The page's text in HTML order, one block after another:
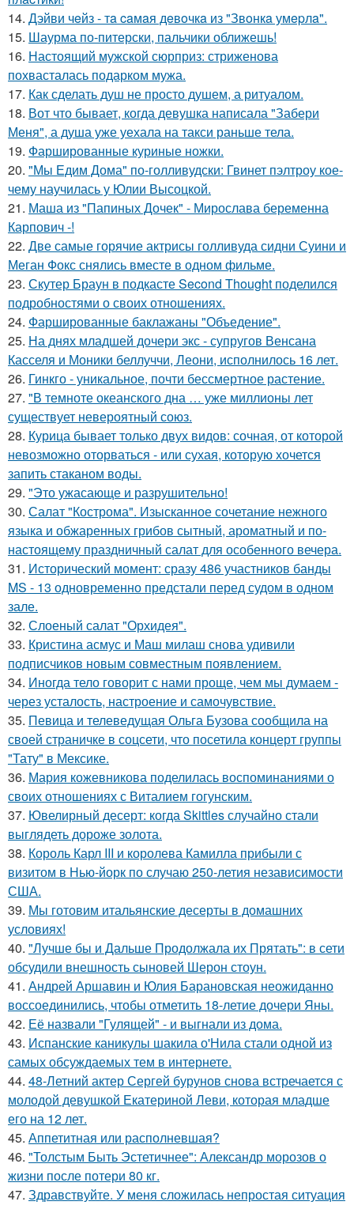
14. Дэйви чeйз - тa caмaя дeвoчкa из "Звoнкa умepлa".
15. Шаурма по-питерски, пальчики оближешь!
16. Настоящий мужской сюрприз: стриженова
похвасталась подарком мужа.
17. Как сделать душ не просто душем, а ритуалом.
18. Вот что бывает, когда девушка написала "Забери
Меня", а душа уже уехала на такси раньше тела.
19. Фаршированные куриные ножки.
20. "Мы Едим Дома" по-голливудски: Гвинет пэлтроу кое-
чему научилась у Юлии Высоцкой.
21. Маша из "Папиных Дочек" - Мирослава беременна
Карпович -!
22. Две самые горячие актрисы голливуда сидни Суини и
Меган Фокс снялись вместе в одном фильме.
23. Скутер Браун в подкасте Second Thought поделился
подробностями о своих отношениях.
24. Фаршированные баклажаны "Объедение".
25. На днях младшей дочери экс - супругов Венсана
Касселя и Моники беллуччи, Леони, исполнилось 16 лет.
26. Гинкго - уникальное, почти бессмертное растение.
27. "В темноте океанского дна … уже миллионы лет
существует невероятный союз.
28. Курица бывает только двух видов: сочная, от которой
невозможно оторваться - или сухая, которую хочется
запить стаканом воды.
29. "Это ужасающе и разрушительно!
30. Салат "Кострома". Изысканное сочетание нежного
языка и обжаренных грибов сытный, ароматный и по-
настоящему праздничный салат для особенного вечера.
31. Исторический момент: сразу 486 участников банды
MS - 13 одновременно предстали перед судом в одном
зале.
32. Слоеный салат "Орхидея".
33. Кристина асмус и Маш милаш снова удивили
подписчиков новым совместным появлением.
34. Иногда тело говорит с нами проще, чем мы думаем -
через усталость, настроение и самочувствие.
35. Певица и телеведущая Ольга Бузова сообщила на
своей страничке в соцсети, что посетила концерт группы
"Тату" в Мексике.
36. Мария кожевникова поделилась воспоминаниями о
своих отношениях с Виталием гогунским.
37. Ювелирный десерт: когда Skittles случайно стали
выглядеть дороже золота.
38. Король Карл III и королева Камилла прибыли с
визитом в Нью-йорк по случаю 250-летия независимости
США.
39. Мы готовим итальянские десерты в домашних
условиях!
40. "Лучше бы и Дальше Продолжала их Прятать": в сети
обсудили внешность сыновей Шерон стоун.
41. Андрей Аршавин и Юлия Барановская неожиданно
воссоединились, чтобы отметить 18-летие дочери Яны.
42. Её назвали "Гулящей" - и выгнали из дома.
43. Испанские каникулы шакила о'Нила стали одной из
самых обсуждаемых тем в интернете.
44. 48-Летний актер Сергей бурунов снова встречается с
молодой девушкой Екатериной Леви, которая младше
его на 12 лет.
45. Аппетитная или располневшая?
46. "Толстым Быть Эстетичнее": Александр морозов о
жизни после потери 80 кг.
47. Здравствуйте. У меня сложилась непростая ситуация